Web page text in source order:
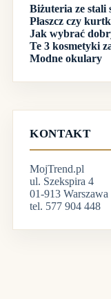
Biżuteria ze stali
Płaszcz czy
Jak wybrać
Te 3 kosmetyki
Modne okulary
KONTAKT
MojTrend.pl
ul. Szekspira 4
01-913 Warszawa
tel. 577 904 448